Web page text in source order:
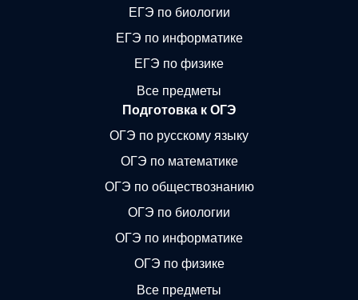
ЕГЭ по биологии
ЕГЭ по информатике
ЕГЭ по физике
Все предметы
Подготовка к ОГЭ
ОГЭ по русскому языку
ОГЭ по математике
ОГЭ по обществознанию
ОГЭ по биологии
ОГЭ по информатике
ОГЭ по физике
Все предметы